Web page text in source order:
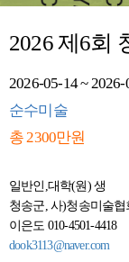
2026 제6회
2026-05-14 ~ 2026-
순수미술
총 2300만원
일반인,대학(원) 생
청송군, 사)청송미술협
이은도 010-4501-4418
dook3113@naver.com